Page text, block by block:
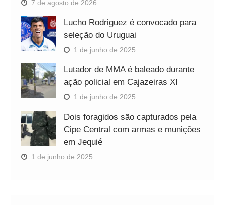
7 de agosto de 2026
Lucho Rodriguez é convocado para
seleção do Uruguai
1 de junho de 2025
Lutador de MMA é baleado durante
ação policial em Cajazeiras XI
1 de junho de 2025
Dois foragidos são capturados pela
Cipe Central com armas e munições
em Jequié
1 de junho de 2025